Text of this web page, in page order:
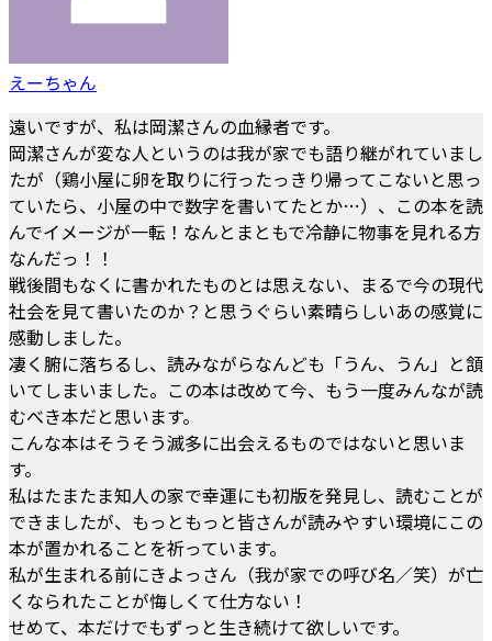
えーちゃん
遠いですが、私は岡潔さんの血縁者です。
岡潔さんが変な人というのは我が家でも語り継がれていまし
たが（鶏小屋に卵を取りに行ったっきり帰ってこないと思っ
ていたら、小屋の中で数字を書いてたとか…）、この本を読
んでイメージが一転！なんとまともで冷静に物事を見れる方
なんだっ！！
戦後間もなくに書かれたものとは思えない、まるで今の現代
社会を見て書いたのか？と思うぐらい素晴らしいあの感覚に
感動しました。
凄く腑に落ちるし、読みながらなんども「うん、うん」と頷
いてしまいました。この本は改めて今、もう一度みんなが読
むべき本だと思います。
こんな本はそうそう滅多に出会えるものではないと思いま
す。
私はたまたま知人の家で幸運にも初版を発見し、読むことが
できましたが、もっともっと皆さんが読みやすい環境にこの
本が置かれることを祈っています。
私が生まれる前にきよっさん（我が家での呼び名／笑）が亡
くなられたことが悔しくて仕方ない！
せめて、本だけでもずっと生き続けて欲しいです。